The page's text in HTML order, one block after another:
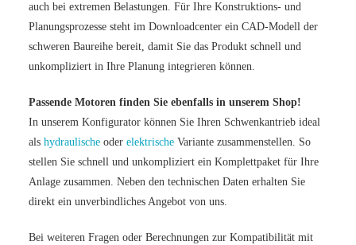
auch bei extremen Belastungen. Für Ihre Konstruktions- und
Planungsprozesse steht im Downloadcenter ein CAD-Modell der
schweren Baureihe bereit, damit Sie das Produkt schnell und
unkompliziert in Ihre Planung integrieren können.
Passende Motoren finden Sie ebenfalls in unserem Shop!
In unserem Konfigurator können Sie Ihren Schwenkantrieb ideal
alshydraulische oderelektrische Variante zusammenstellen. So
stellen Sie schnell und unkompliziert ein Komplettpaket für Ihre
Anlage zusammen. Neben den technischen Daten erhalten Sie
direkt ein unverbindliches Angebot von uns.
Bei weiteren Fragen oder Berechnungen zur Kompatibilität mit